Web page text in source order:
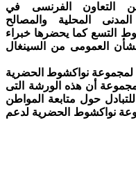
التعاون الفرنسى في
المحلية والمصالح
التسع كما يحضرها خبراء
العمومى من السينغال
لمجموعة نواكشوط الحضرية
أن هذه الورشة التى
حول متابعة المواطن
نواكشوط الحضرية لدعم